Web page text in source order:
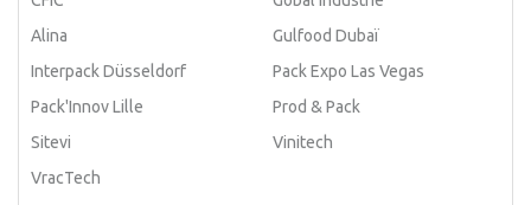
Alina
Gulfood Dubaï
Interpack Düsseldorf
Pack Expo Las Vegas
Pack'Innov Lille
Prod & Pack
Sitevi
Vinitech
VracTech